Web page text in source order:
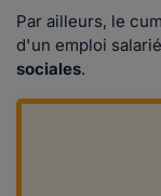
Par ailleurs, le
d'un emploi
sociales.